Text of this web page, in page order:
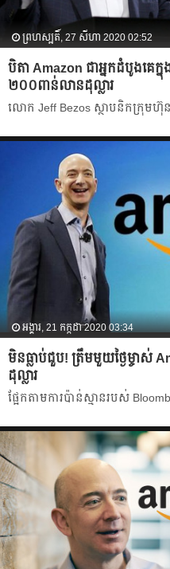
ព្រហស្បតិ៍, 27 សីហា 2020 02:52
បិតា Amazon ជាអ្នកដំបូងគេក្នុង
២០០ពាន់លានដុល្លារ
លោក Jeff Bezos ស្ថាបនិក​ក្រុមហ៊ុន​
អង្គារ, 21 កក្កដា 2020 03:34
មិនធ្លាប់ជួប! ត្រឹមមួយថ្ងៃម្ចាស់
ដុល្លារ
ផ្អែក​តាម​ការ​ប៉ាន់ស្មាន​របស់​